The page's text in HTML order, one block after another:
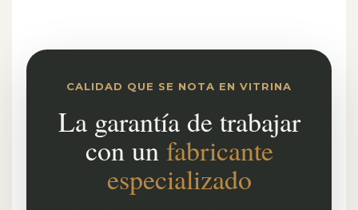
CALIDAD QUE SE NOTA EN VITRINA
La garantía de trabajar
con unfabricante
especializado